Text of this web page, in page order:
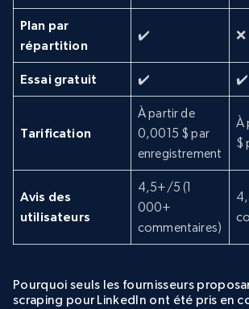
Plan par
répartition
✔️ ❌
Essai gratuit ✔️ ✔️
Tarification
À partir de
0,0015 $ par
enregistrement
À
$
Avis des
utilisateurs
4,5+/5 (1
000+
commentaires)
Pourquoi seuls les fournisseurs
scraping pour LinkedIn ont été pris en